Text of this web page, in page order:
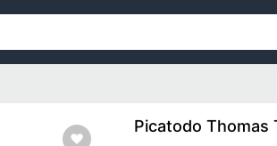
Picatodo Thomas